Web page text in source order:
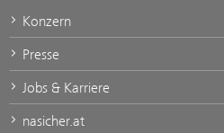
Konzern
Presse
Jobs & Karriere
nasicher.at